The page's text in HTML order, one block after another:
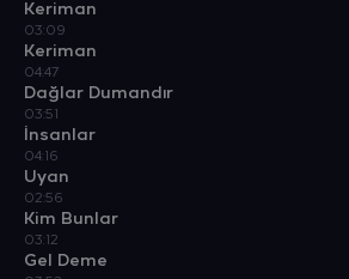
Keriman
03:09
Keriman
04:47
Dağlar Dumandır
03:51
İnsanlar
04:16
Uyan
02:56
Kim Bunlar
03:12
Gel Deme